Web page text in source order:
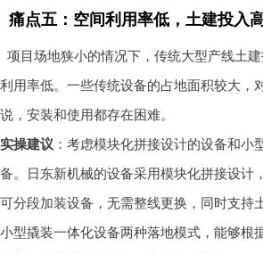
痛点五：空间利用率低，土建投入
项目场地狭小的情况下，传统大型产线土
利用率低。一些传统设备的占地面积较大，
说，安装和使用都存在困难。
实操建议 ：考虑模块化拼接设计的设备和小
备。日东新机械的设备采用模块化拼接设计
可分段加装设备，无需整线更换，同时支持
小型撬装一体化设备两种落地模式，能够根